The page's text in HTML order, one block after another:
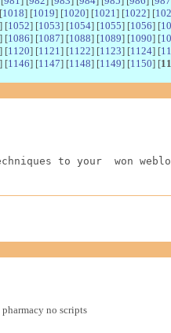
1018] [1019] [1020] [1021 ] [1022] [
] [1052] [1053] [1054] [1055] [1056] [
] [1086] [1087] [1088] [1089] [1090] [
] [1120] [1121 ] [1122] [1123] [1124] [
] [1146] [1147] [1148] [1149] [1150] [
to your  won
no scripts